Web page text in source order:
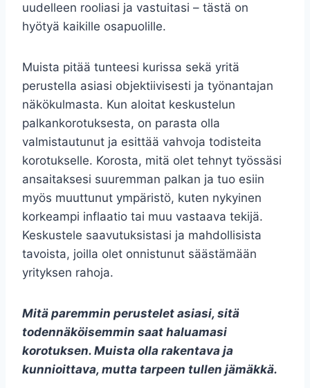
uudelleen rooliasi ja vastuitasi – tästä on
hyötyä kaikille osapuolille.
Muista pitää tunteesi kurissa sekä yritä
perustella asiasi objektiivisesti ja työnantajan
näkökulmasta. Kun aloitat keskustelun
palkankorotuksesta, on parasta olla
valmistautunut ja esittää vahvoja todisteita
korotukselle. Korosta, mitä olet tehnyt työssäsi
ansaitaksesi suuremman palkan ja tuo esiin
myös muuttunut ympäristö, kuten nykyinen
korkeampi inflaatio tai muu vastaava tekijä.
Keskustele saavutuksistasi ja mahdollisista
tavoista, joilla olet onnistunut säästämään
yrityksen rahoja.
Mitä paremmin perustelet asiasi, sitä
todennäköisemmin saat haluamasi
korotuksen. Muista olla rakentava ja
kunnioittava, mutta tarpeen tullen jämäkkä.